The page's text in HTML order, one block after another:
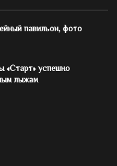
павильон, фото
«Старт» успешно
лыжам